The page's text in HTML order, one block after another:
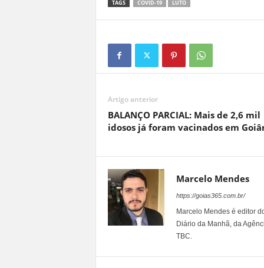
TAGS COVID-19 LUTO
Artigo anterior
BALANÇO PARCIAL: Mais de 2,6 mil
idosos já foram vacinados em
Marcelo Mendes
https://goias365.com.br/
Marcelo Mendes é editor
Diário da Manhã, da
TBC.